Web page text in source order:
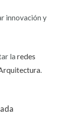
innovación y
la redes
.